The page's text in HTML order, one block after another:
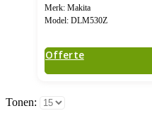
Merk: Makita
Model: DLM530Z
Offerte
Tonen: